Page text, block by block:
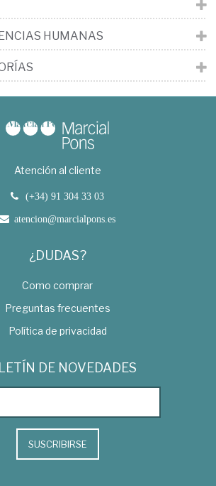
HUMANAS
Atención al cliente
(+34) 91 304 33 03
atencion@marcialpons.es
¿DUDAS?
Como comprar
Preguntas frecuentes
Política de privacidad
DE NOVEDADES
SUSCRIBIRSE